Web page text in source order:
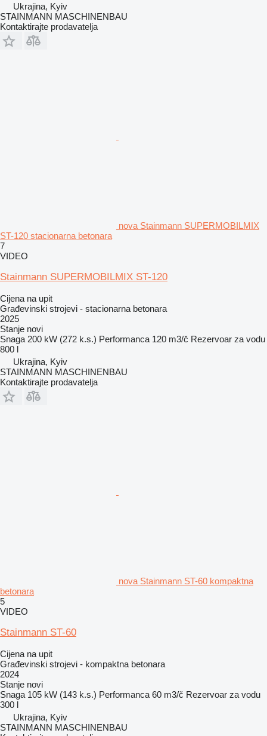
Ukrajina, Kyiv
STAINMANN MASCHINENBAU
Kontaktirajte prodavatelja
nova Stainmann SUPERMOBILMIX
ST-120 stacionarna betonara
7
VIDEO
Stainmann SUPERMOBILMIX ST-120
Cijena na upit
Građevinski strojevi - stacionarna betonara
2025
Stanje novi
Snaga 200 kW (272 k.s.) Performanca 120 m3/č Rezervoar za vodu
800 l
Ukrajina, Kyiv
STAINMANN MASCHINENBAU
Kontaktirajte prodavatelja
nova Stainmann ST-60 kompaktna
betonara
5
VIDEO
Stainmann ST-60
Cijena na upit
Građevinski strojevi - kompaktna betonara
2024
Stanje novi
Snaga 105 kW (143 k.s.) Performanca 60 m3/č Rezervoar za vodu
300 l
Ukrajina, Kyiv
STAINMANN MASCHINENBAU